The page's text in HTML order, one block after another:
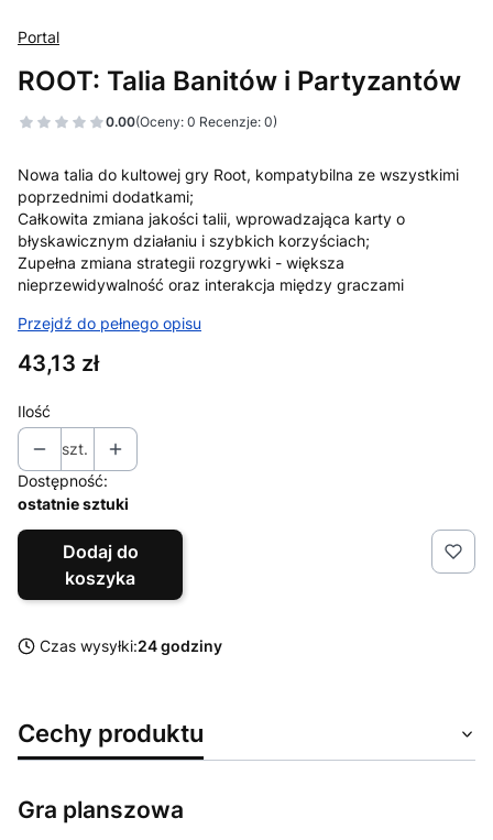
Portal
ROOT: Talia Banitów i Partyzantów
0.00(Oceny: 0 Recenzje: 0)
Nowa talia do kultowej gry Root, kompatybilna ze wszystkimi
poprzednimi dodatkami;
Całkowita zmiana jakości talii, wprowadzająca karty o
błyskawicznym działaniu i szybkich korzyściach;
Zupełna zmiana strategii rozgrywki - większa
nieprzewidywalność oraz interakcja między graczami
Przejdź do pełnego opisu
Cena
43,13 zł
Ilość
szt.
Dostępność:
ostatnie sztuki
Dodaj do
koszyka
Czas wysyłki:24 godziny
Cechy produktu
Gra planszowa